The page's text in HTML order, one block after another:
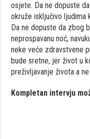
osjete. Da ne dopuste
okruže isključivo ljudima
Da ne dopuste da zbog
neprospavanu noć,
neke veće zdravstvene
bude sretne, jer život u
preživljavanje života a
Kompletan intervju